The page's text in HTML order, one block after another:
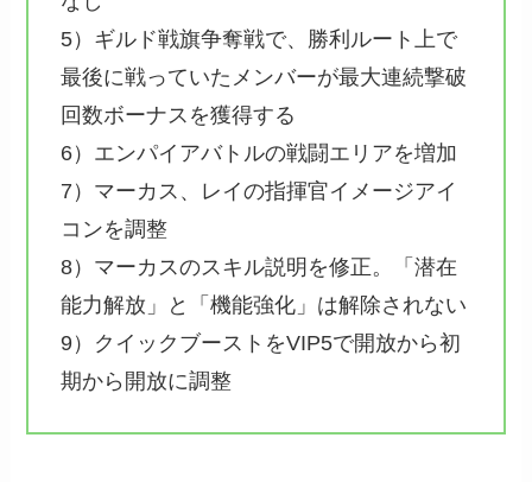
5）ギルド戦旗争奪戦で、勝利ルート上で
最後に戦っていたメンバーが最大連続撃破
回数ボーナスを獲得する
6）エンパイアバトルの戦闘エリアを増加
7）マーカス、レイの指揮官イメージアイ
コンを調整
8）マーカスのスキル説明を修正。「潜在
能力解放」と「機能強化」は解除されない
9）クイックブーストをVIP5で開放から初
期から開放に調整